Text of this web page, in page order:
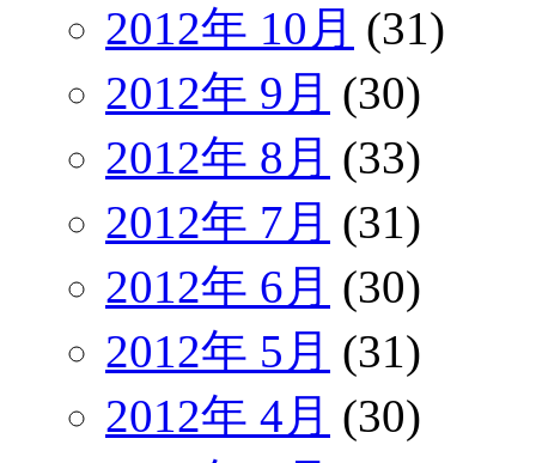
2012年 10月 (31)
2012年 9月 (30)
2012年 8月 (33)
2012年 7月 (31)
2012年 6月 (30)
2012年 5月 (31)
2012年 4月 (30)